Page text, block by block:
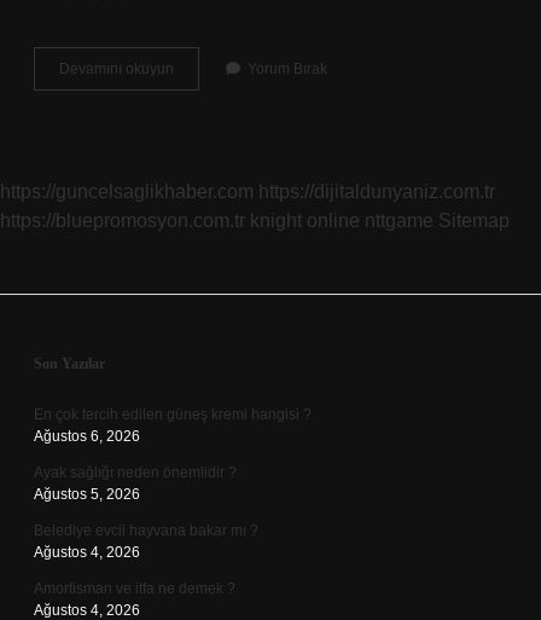
Devamını okuyun Boğazdan
Biyopsi
Yorum Bırak
https://guncelsaglikhaber.com https://dijitaldunyaniz.com.tr
https://bluepromosyon.com.tr knight online nttgame Sitemap
Sidebar
Son Yazılar
En çok tercih edilen güneş kremi hangisi ?
Ağustos 6, 2026
Ayak sağlığı neden önemlidir ?
Ağustos 5, 2026
Belediye evcil hayvana bakar mı ?
Ağustos 4, 2026
Amortisman ve itfa ne demek ?
Ağustos 4, 2026